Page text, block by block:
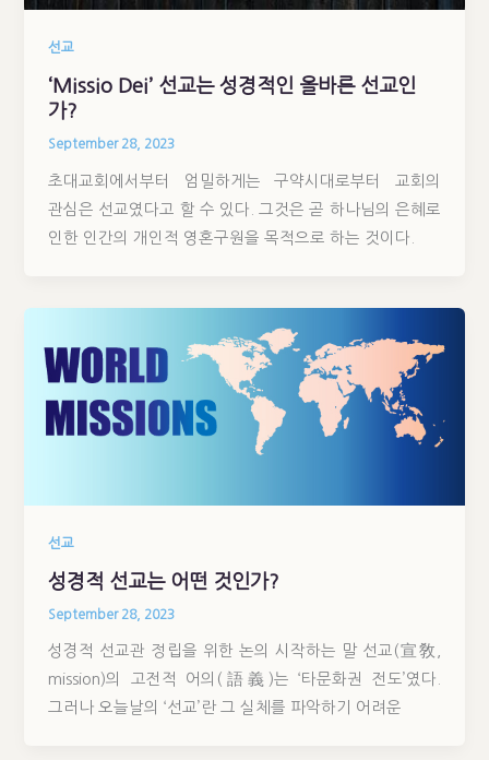
선교
‘Missio Dei’ 선교는 성경적인 올바른 선교인
가?
September 28, 2023
초대교회에서부터 엄밀하게는 구약시대로부터 교회의
관심은 선교였다고 할 수 있다. 그것은 곧 하나님의 은혜로
인한 인간의 개인적 영혼구원을 목적으로 하는 것이다.
선교
성경적 선교는 어떤 것인가?
September 28, 2023
성경적 선교관 정립을 위한 논의 시작하는 말 선교(宣敎,
mission)의 고전적 어의(語義)는 ‘타문화권 전도’였다.
그러나 오늘날의 ‘선교’란 그 실체를 파악하기 어려운